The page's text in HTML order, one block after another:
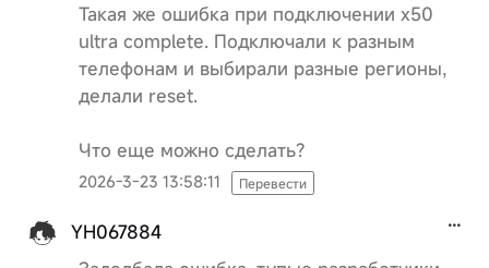
Такая же ошибка при подключении x50
ultra complete. Подключали к разным
телефонам и выбирали разные регионы,
делали reset.
Что еще можно сделать?
2026-3-23 13:58:11 Перевести
YH067884